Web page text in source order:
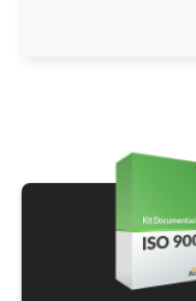
61 modelli di
Accesso ai
Strumento di